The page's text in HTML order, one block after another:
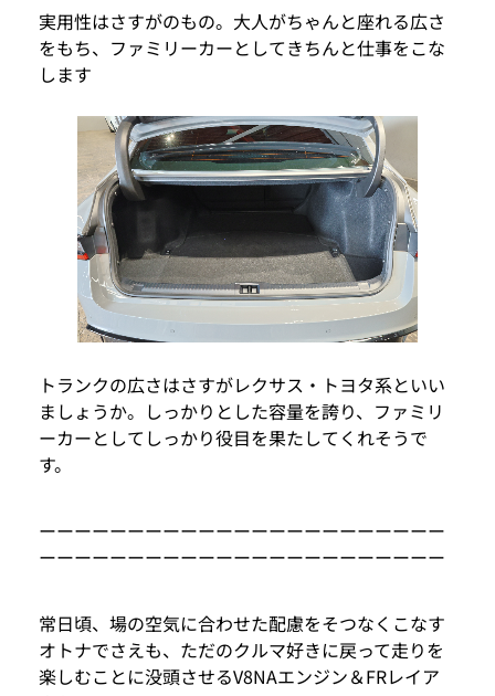
実用性はさすがのもの。大人がちゃんと座れる広さ
をもち、ファミリーカーとしてきちんと仕事をこな
します
トランクの広さはさすがレクサス・トヨタ系といい
ましょうか。しっかりとした容量を誇り、ファミリ
ーカーとしてしっかり役目を果たしてくれそうで
す。
ーーーーーーーーーーーーーーーーーーーーーーー
ーーーーーーーーーーーーーーーーーーーーーーー
常日頃、場の空気に合わせた配慮をそつなくこなす
オトナでさえも、ただのクルマ好きに戻って走りを
楽しむことに没頭させるV8NAエンジン＆FRレイア